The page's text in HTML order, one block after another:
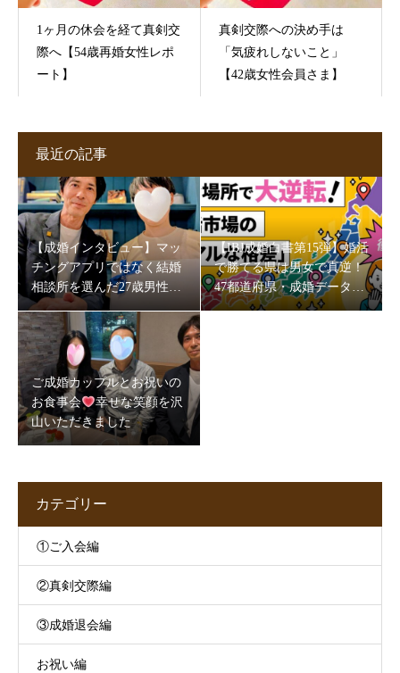
1ヶ月の休会を経て真剣交
際へ【54歳再婚女性レポ
ート】
真剣交際への決め手は
「気疲れしないこと」
【42歳女性会員さま】
最近の記事
【成婚インタビュー】マッ
チングアプリではなく結婚
相談所を選んだ27歳男性。
5か月半で成婚できた理由
とは
【IBJ成婚白書第15弾】婚活
で勝てる県は男女で真逆！
47都道府県・成婚データが
映す“地域の素顔”
ご成婚カップルとお祝いの
お食事会
幸せな笑顔を沢
山いただきました
カテゴリー
①ご入会編
②真剣交際編
③成婚退会編
お祝い編